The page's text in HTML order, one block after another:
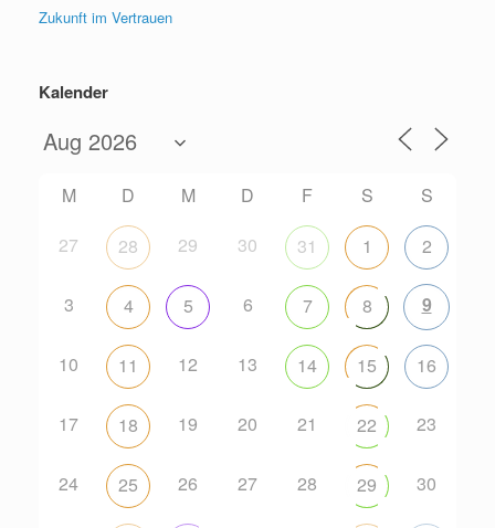
Zukunft im Vertrauen
Kalender
M D M D F S
S
27
28 29 30 31 1 2
3 4 5 6 7 8 9
10 11 12 13 14 15 16
17 18 19 20 21 22 23
24 25 26 27 28 29 30